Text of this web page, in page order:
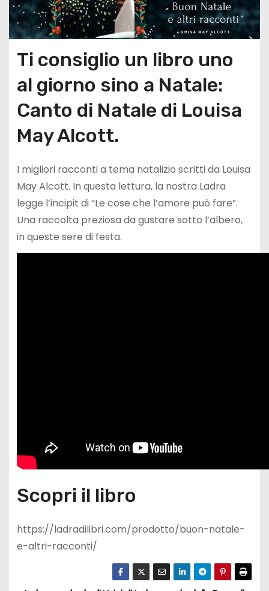
Ti consiglio un libro uno
al giorno sino a Natale:
Canto di Natale di Louisa
May Alcott.
I migliori racconti a tema natalizio scritti da Louisa
May Alcott. In questa lettura, la nostra Ladra
legge l’incipit di “Le cose che l’amore può fare”.
Una raccolta preziosa da gustare sotto l’albero,
in queste sere di festa.
Scopri il libro
https://ladradilibri.com/prodotto/buon-natale-
e-altri-racconti/